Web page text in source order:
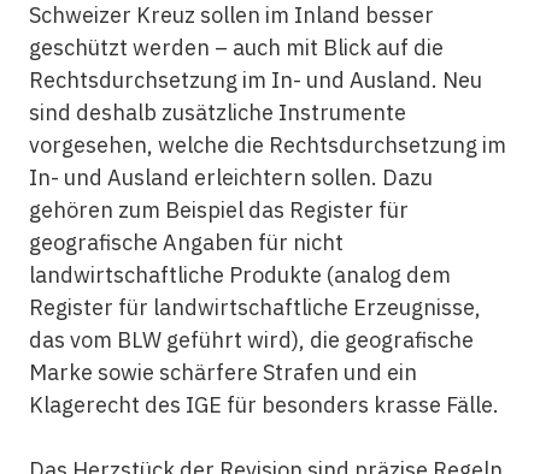
Schweizer Kreuz sollen im Inland besser
geschützt werden – auch mit Blick auf die
Rechtsdurchsetzung im In- und Ausland. Neu
sind deshalb zusätzliche Instrumente
vorgesehen, welche die Rechtsdurchsetzung im
In- und Ausland erleichtern sollen. Dazu
gehören zum Beispiel das Register für
geografische Angaben für nicht
landwirtschaftliche Produkte (analog dem
Register für landwirtschaftliche Erzeugnisse,
das vom BLW geführt wird), die geografische
Marke sowie schärfere Strafen und ein
Klagerecht des IGE für besonders krasse Fälle.